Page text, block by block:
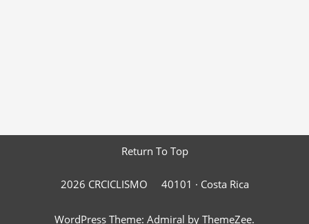
Return To Top
2026 CRCICLISMO 40101 · Costa Rica
WordPress Theme: Admiral by ThemeZee.